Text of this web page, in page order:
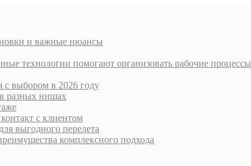
и важные нюансы
технологии помогают организовать рабочие процессы
с выбором в 2026 году
разных нишах
с клиентом
выгодного перелета
комплексного подхода